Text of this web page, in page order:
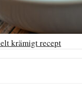
krämigt recept